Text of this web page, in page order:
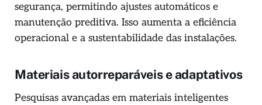
segurança, permitindo ajustes automáticos e
manutenção preditiva. Isso aumenta a eficiência
operacional e a sustentabilidade das instalações.
Materiais autorreparáveis e adaptativos
Pesquisas avançadas em materiais inteligentes